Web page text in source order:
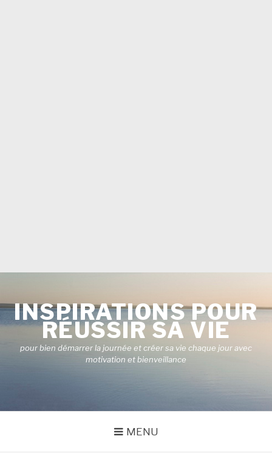
contenu
INSPIRATIONS POUR
RÉUSSIR SA VIE
pour bien démarrer la journée et créer sa vie chaque jour avec
motivation et bienveillance
MENU